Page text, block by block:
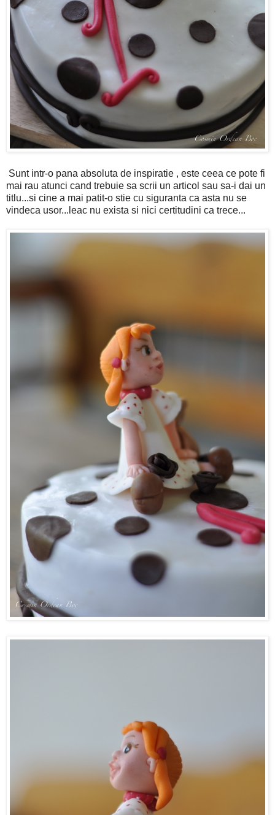
Sunt intr-o pana absoluta de inspiratie , este ceea ce pote fi
mai rau atunci cand trebuie sa scrii un articol sau sa-i dai un
titlu...si cine a mai patit-o stie cu siguranta ca asta nu se
vindeca usor...leac nu exista si nici certitudini ca trece...